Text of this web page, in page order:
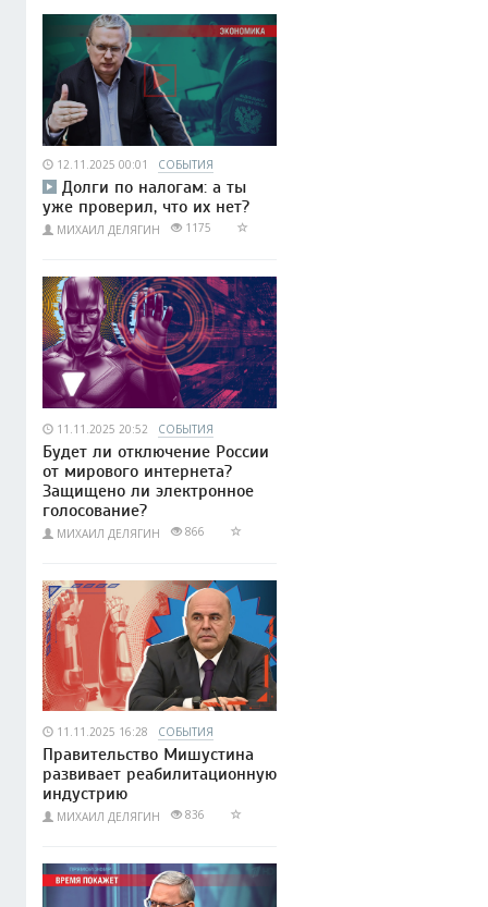
12.11.2025 00:01 СОБЫТИЯ
Долги по налогам: а ты
уже проверил, что их нет?
МИХАИЛ ДЕЛЯГИН 1175
11.11.2025 20:52 СОБЫТИЯ
Будет ли отключение России
от мирового интернета?
Защищено ли электронное
голосование?
МИХАИЛ ДЕЛЯГИН 866
11.11.2025 16:28 СОБЫТИЯ
Правительство Мишустина
развивает реабилитационную
индустрию
МИХАИЛ ДЕЛЯГИН 836